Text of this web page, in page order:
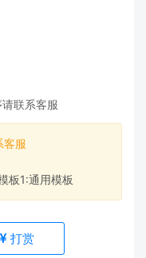
联系客服
客服
板1:通用模板
打赏